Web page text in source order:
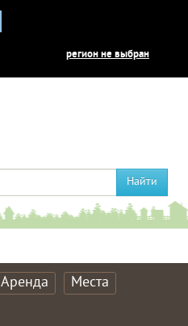
регион не выбран
Найти
Аренда
Места